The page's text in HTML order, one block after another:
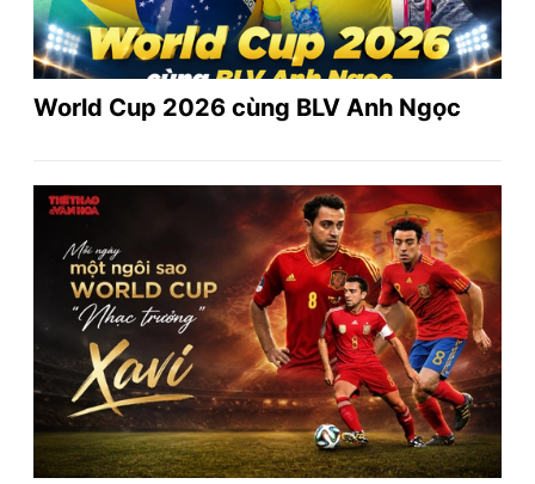
World Cup 2026 cùng BLV Anh Ngọc